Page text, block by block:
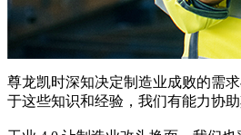
尊龙凯时深知决定制造业成败的需
于这些知识和经验，我们有能力协